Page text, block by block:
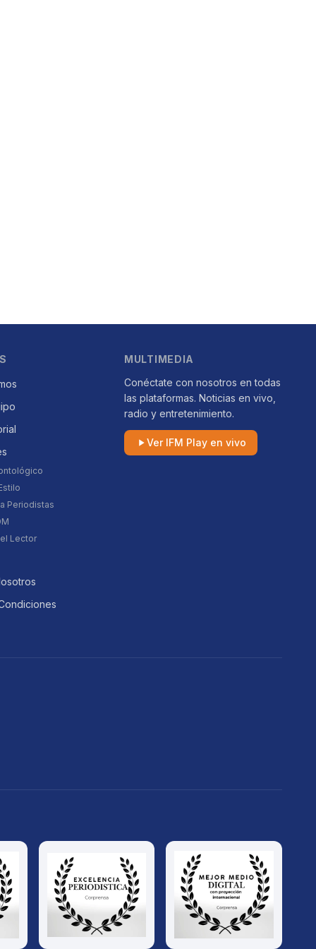
Periodistas
Lector
MULTIMEDIA
Conéctate con nosotros en todas
las plataformas. Noticias en vivo,
radio y entretenimiento.
Ver IFM Play en vivo